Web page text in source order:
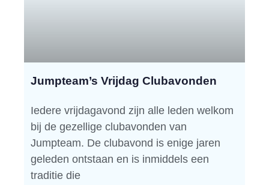
Jumpteam’s Vrijdag Clubavonden
Iedere vrijdagavond zijn alle leden welkom
bij de gezellige clubavonden van
Jumpteam. De clubavond is enige jaren
geleden ontstaan en is inmiddels een
traditie die